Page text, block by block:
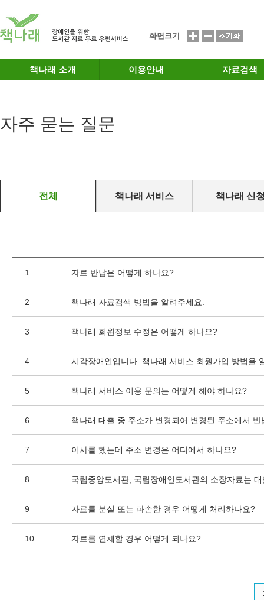
화면크기
책나래 소개 이용안내 자료검색
자주 묻는 질문
전체 책나래 서비스 책나래 신
1 자료 반납은 어떻게 하나요?
2 책나래 자료검색 방법을 알려주세요.
3 책나래 회원정보 수정은 어떻게 하나요?
4 시각장애인입니다. 책나래 서비스 회원가입 방법을
5 책나래 서비스 이용 문의는 어떻게 해야 하나요?
6 책나래 대출 중 주소가 변경되어 변경된 주소에서
7 이사를 했는데 주소 변경은 어디에서 하나요?
8 국립중앙도서관, 국립장애인도서관의 소장자료는
9 자료를 분실 또는 파손한 경우 어떻게 처리하나요?
10 자료를 연체할 경우 어떻게 되나요?